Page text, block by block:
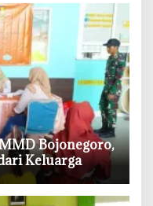
Bojonegoro,
Keluarga